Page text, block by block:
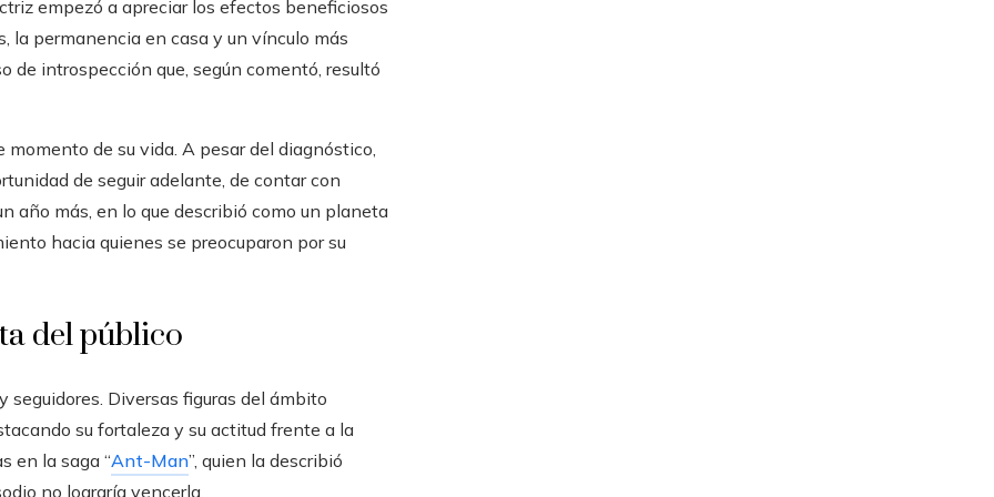
empezó a apreciar los efectos beneficiosos
la permanencia en casa y un vínculo más
de introspección que, según comentó, resultó
de su vida. A pesar del diagnóstico,
de seguir adelante, de contar con
año más, en lo que describió como un planeta
hacia quienes se preocuparon por su
del público
Diversas figuras del ámbito
su fortaleza y su actitud frente a la
en la saga “Ant-Man”, quien la describió
no lograría vencerla.